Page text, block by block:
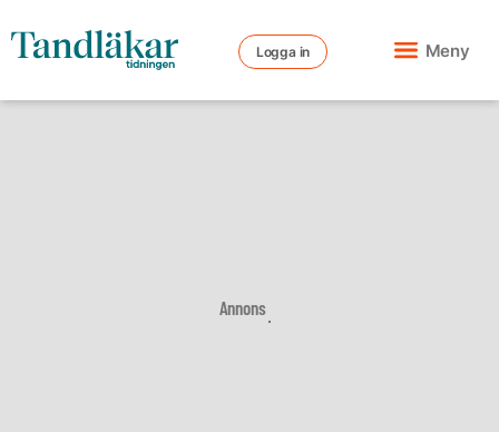
Logga in Meny
Annons